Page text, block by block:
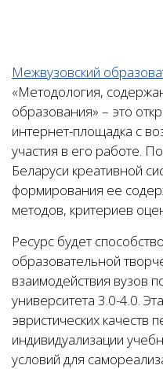
Межвузовский
«Методология,
образования» – это
интернет-площадка с
участия в его работе.
Беларуси креативной
формирования ее
методов, критериев
Ресурс будет
образовательной
взаимодействия вузов
университета 3.0-4.0.
эвристических качеств
индивидуализации
условий для